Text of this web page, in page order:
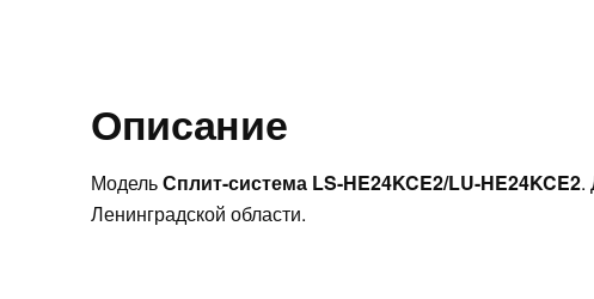
Описание
МодельСплит-система LS-HE24KCE2/LU-HE24KCE2.
Ленинградской области.